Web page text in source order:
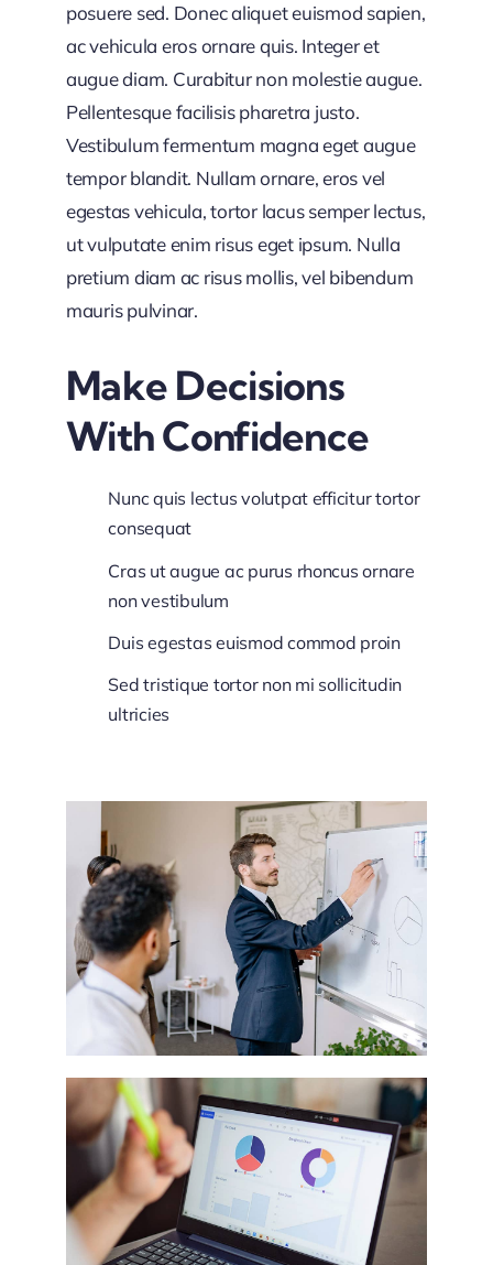
posuere sed. Donec aliquet euismod sapien,
ac vehicula eros ornare quis. Integer et
augue diam. Curabitur non molestie augue.
Pellentesque facilisis pharetra justo.
Vestibulum fermentum magna eget augue
tempor blandit. Nullam ornare, eros vel
egestas vehicula, tortor lacus semper lectus,
ut vulputate enim risus eget ipsum. Nulla
pretium diam ac risus mollis, vel bibendum
mauris pulvinar.
Make Decisions
With Confidence
Nunc quis lectus volutpat efficitur tortor
consequat
Cras ut augue ac purus rhoncus ornare
non vestibulum
Duis egestas euismod commod proin
Sed tristique tortor non mi sollicitudin
ultricies